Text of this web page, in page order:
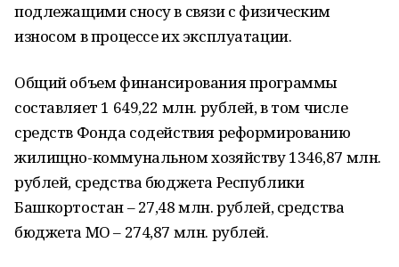
подлежащими сносу в связи с физическим
износом в процессе их эксплуатации.
Общий объем финансирования программы
составляет 1 649,22 млн. рублей, в том числе
средств Фонда содействия реформированию
жилищно-коммунальном хозяйству 1346,87 млн.
рублей, средства бюджета Республики
Башкортостан – 27,48 млн. рублей, средства
бюджета МО – 274,87 млн. рублей.